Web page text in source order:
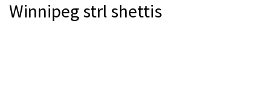
Winnipeg strl shettis